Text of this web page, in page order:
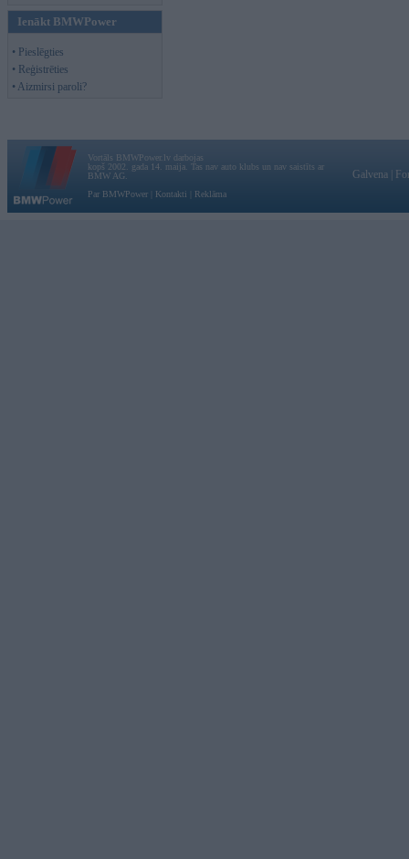
Ienākt BMWPower
• Pieslēgties
• Reģistrēties
• Aizmirsi paroli?
Vortāls BMWPower.lv darbojas
kopš 2002. gada 14. maija. Tas nav auto klubs un nav saistīts ar
BMW AG.
Par BMWPower
Kontakti Reklāma
Galvena